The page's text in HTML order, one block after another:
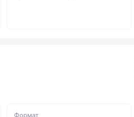
Формат